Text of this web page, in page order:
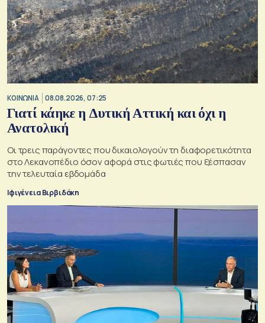
ΚΟΙΝΩΝΙΑ 08.08.2026, 07:25
Γιατί κάηκε η Δυτική Αττική και όχι η
Ανατολική
Oι τρεις παράγοντες που δικαιολογούν τη διαφορετικότητα
στο Λεκανοπέδιο όσον αφορά στις φωτιές που ξέσπασαν
την τελευταία εβδομάδα
Ιφιγένεια Βιρβιδάκη